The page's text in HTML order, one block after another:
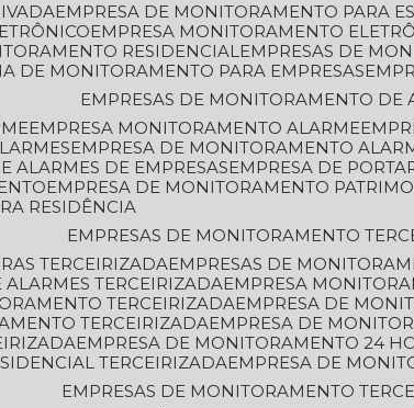
EMPRESA DE MONITORAMENTO PARA
EMPRESA MONITORAMENTO
RESIDENCIAL
EMPRESAS DE
DE MONITORAMENTO PARA EMPRESAS
EMPRESAS DE MONITORAMENTO DE
EMPRESA MONITORAMENTO ALARME
EMPRESA DE MONITORAMENTO
ALARMES DE EMPRESAS
EMPRESA DE
EMPRESA DE MONITORAMENTO
RESIDÊNCIA
EMPRESAS DE MONITORAMENTO
TERCEIRIZADA
EMPRESAS DE
ALARMES TERCEIRIZADA
EMPRESA
TERCEIRIZADA
EMPRESA DE
TERCEIRIZADA
EMPRESA DE
EMPRESA DE MONITORAMENTO 24
TERCEIRIZADA
EMPRESA DE
EMPRESAS DE MONITORAMENTO